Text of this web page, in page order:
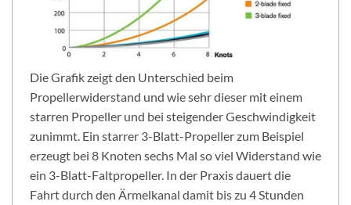
Die Grafik zeigt den Unterschied beim
Propellerwiderstand und wie sehr dieser mit einem
starren Propeller und bei steigender Geschwindigkeit
zunimmt. Ein starrer 3-Blatt-Propeller zum Beispiel
erzeugt bei 8 Knoten sechs Mal so viel Widerstand wie
ein 3-Blatt-Faltpropeller. In der Praxis dauert die
Fahrt durch den Ärmelkanal damit bis zu 4 Stunden